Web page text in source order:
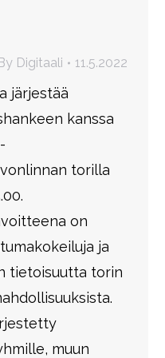
Digitaali 11.5.2022
järjestää
kanssa
torilla
on
ja
tietoisuutta torin
muun